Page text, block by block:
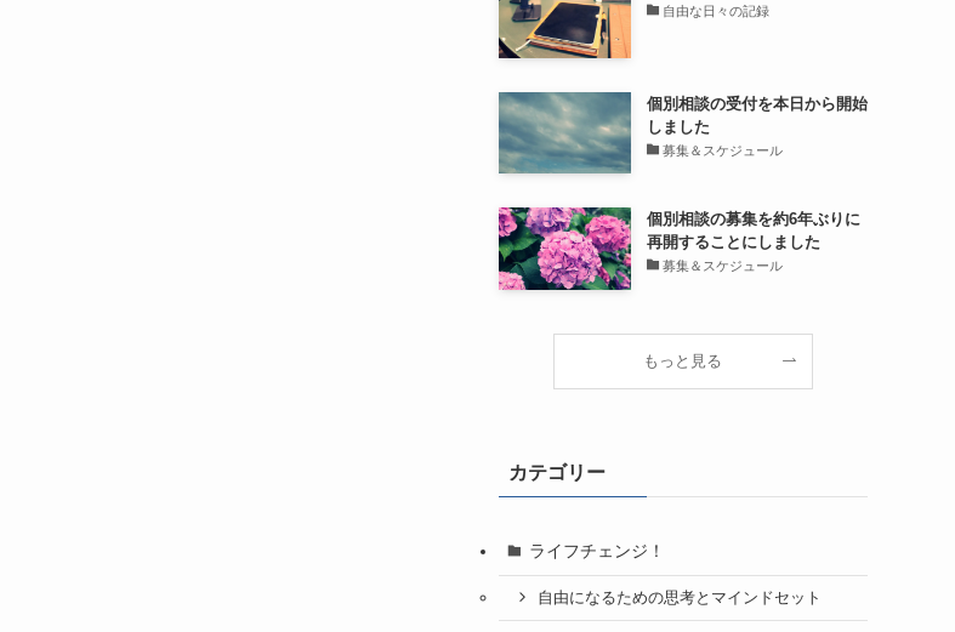
自由な日々の記録
個別相談の受付を本日から開始
しました
募集＆スケジュール
個別相談の募集を約6年ぶりに
再開することにしました
募集＆スケジュール
もっと見る
カテゴリー
ライフチェンジ！
自由になるための思考とマインドセット